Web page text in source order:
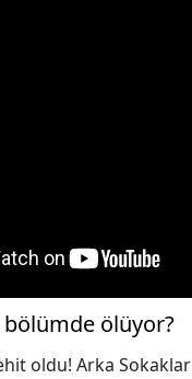
bölümde ölüyor?
oldu! Arka Sokaklar